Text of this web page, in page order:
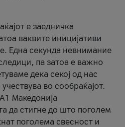
е заедничка
ваквите иницијативи
Една секунда невнимание
па затоа е важно
дека секој од нас
во сообраќајот.
Македонија
да стигне до што поголем
поголема свесност и